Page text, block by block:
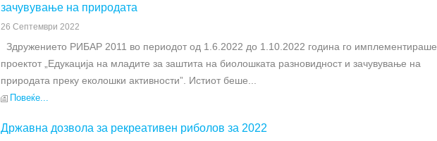
зачувување на природата
26 Септември 2022
Здружението РИБАР 2011 во периодот од 1.6.2022 до 1.10.2022 година го имплементираше
проектот „Едукација на младите за заштита на биолошката разновидност и зачувување на
природата преку еколошки активности”. Истиот беше...
Повеќе...
Државна дозвола за рекреативен риболов за 2022